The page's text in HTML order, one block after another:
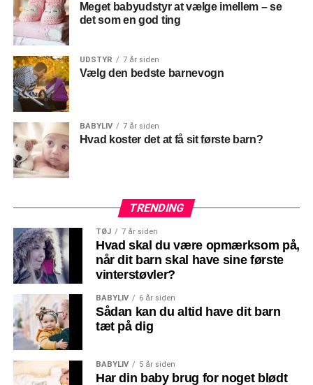
Meget babyudstyr at vælge imellem – se
det som en god ting
UDSTYR 7 år siden
Vælg den bedste barnevogn
BABYLIV 7 år siden
Hvad koster det at få sit første barn?
TRENDING
TØJ 7 år siden
Hvad skal du være opmærksom på,
når dit barn skal have sine første
vinterstøvler?
BABYLIV 6 år siden
Sådan kan du altid have dit barn
tæt på dig
BABYLIV 5 år siden
Har din baby brug for noget blødt